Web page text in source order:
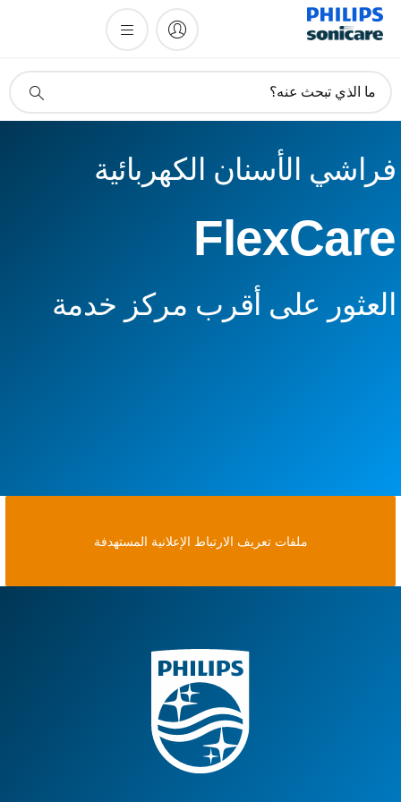
دعم
ما الذي تبحث عنه؟
فراشي الأسنان الكهربائية
FlexCare
العثور على أقرب مركز خدمة
ملفات تعريف الارتباط الإعلانية المستهدفة